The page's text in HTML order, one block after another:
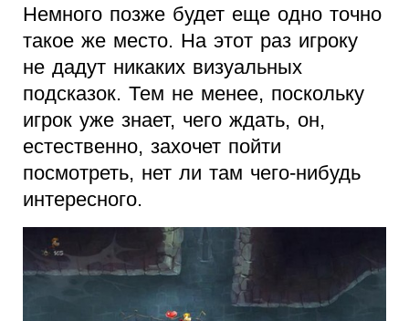
Немного позже будет еще одно точно
такое же место. На этот раз игроку
не дадут никаких визуальных
подсказок. Тем не менее, поскольку
игрок уже знает, чего ждать, он,
естественно, захочет пойти
посмотреть, нет ли там чего-нибудь
интересного.